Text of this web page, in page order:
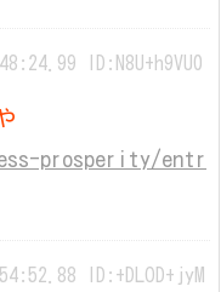
ID:N8U+h9VU0
prosperity/entr
ID:+DLOD+jyM